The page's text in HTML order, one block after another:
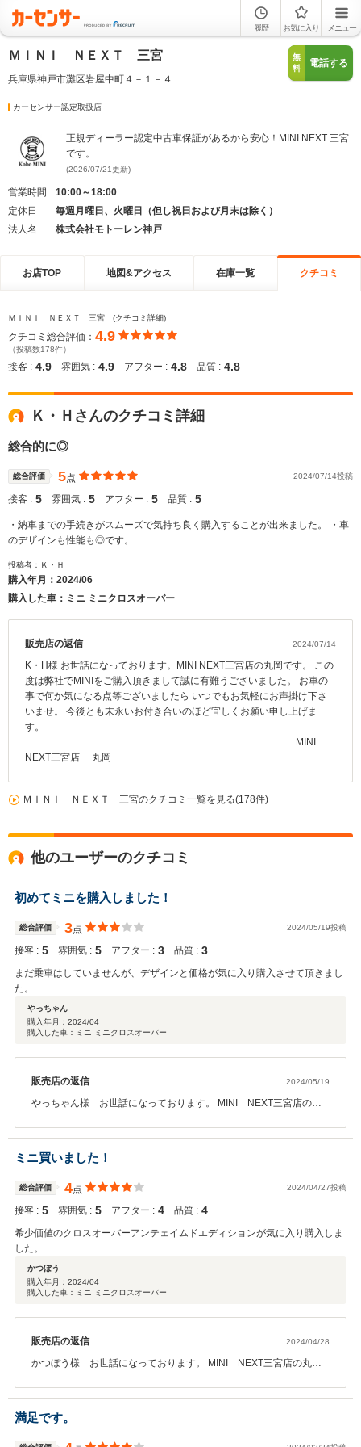
履歴 お気に入り メニュー
ＭＩＮＩ ＮＥＸＴ 三宮
兵庫県神戸市灘区岩屋中町４－１－４
無
料
電話する
カーセンサー認定取扱店
正規ディーラー認定中古車保証があるから安心！MINI NEXT 三宮
です。
(2026/07/21更新)
営業時間
10:00～18:00
定休日
毎週月曜日、火曜日（但し祝日および月末は除く）
法人名
株式会社モトーレン神戸
お店TOP 地図&アクセス 在庫一覧 クチコミ
ＭＩＮＩ ＮＥＸＴ 三宮 (クチコミ詳細)
クチコミ総合評価： 4.9
（投稿数178件）
接客 : 4.9 雰囲気 : 4.9 アフター : 4.8 品質 : 4.8
Ｋ・Ｈさんのクチコミ詳細
総合的に◎
総合評価 5点 2024/07/14投稿
接客 : 5 雰囲気 : 5 アフター : 5 品質 : 5
・納車までの手続きがスムーズで気持ち良く購入することが出来ました。 ・車
のデザインも性能も◎です。
投稿者：Ｋ・Ｈ
購入年月： 2024/06
購入した車：ミニ ミニクロスオーバー
販売店の返信 2024/07/14
K・H様 お世話になっております。MINI NEXT三宮店の丸岡です。 この
度は弊社でMINIをご購入頂きまして誠に有難うございました。 お車の
事で何か気になる点等ございましたら いつでもお気軽にお声掛け下さ
いませ。 今後とも末永いお付き合いのほど宜しくお願い申し上げま
す。
MINI
NEXT三宮店 丸岡
ＭＩＮＩ ＮＥＸＴ 三宮のクチコミ一覧を見る(178件)
他のユーザーのクチコミ
初めてミニを購入しました！
総合評価 3点 2024/05/19投稿
接客 : 5 雰囲気 : 5 アフター : 3 品質 : 3
まだ乗車はしていませんが、デザインと価格が気に入り購入させて頂きまし
た。
やっちゃん
購入年月： 2024/04
購入した車：ミニ ミニクロスオーバー
販売店の返信 2024/05/19
やっちゃん様 お世話になっております。 MINI NEXT三宮店の丸
まして、本当に嬉しく思っております。 これからも安心してMINIラ
イフを送って頂けますよう、全力でサポートさせて頂きます。 今後
とも末永いお付き合いをよろしくお願いいたします。
MINI NEXT 三宮 丸岡
ミニ買いました！
総合評価 4点 2024/04/27投稿
接客 : 5 雰囲気 : 5 アフター : 4 品質 : 4
希少価値のクロスオーバーアンテェイムドエディションが気に入り購入しま
した。
かつぼう
購入年月： 2024/04
購入した車：ミニ ミニクロスオーバー
販売店の返信 2024/04/28
かつぼう様 お世話になっております。 MINI NEXT三宮店の丸岡
して、本当に嬉しく思っております。 これからも安心してMINIライ
フを送って頂けますよう、全力でサポートさせて頂きます。 今後と
も末永いお付き合いをよろしくお願いいたします。
満足です。